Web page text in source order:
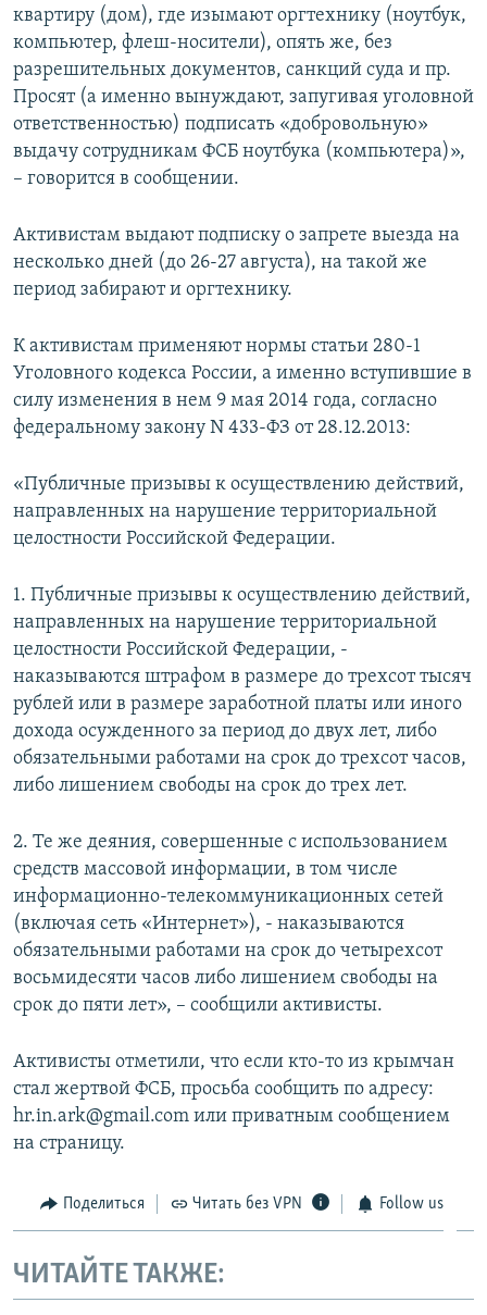
квартиру (дом), где изымают оргтехнику (ноутбук,
компьютер, флеш-носители), опять же, без
разрешительных документов, санкций суда и пр.
Просят (а именно вынуждают, запугивая уголовной
ответственностью) подписать «добровольную»
выдачу сотрудникам ФСБ ноутбука (компьютера)»,
– говорится в сообщении.
Активистам выдают подписку о запрете выезда на
несколько дней (до 26-27 августа), на такой же
период забирают и оргтехнику.
К активистам применяют нормы статьи 280-1
Уголовного кодекса России, а именно вступившие в
силу изменения в нем 9 мая 2014 года, согласно
федеральному закону N 433-ФЗ от 28.12.2013:
«Публичные призывы к осуществлению действий,
направленных на нарушение территориальной
целостности Российской Федерации.
1. Публичные призывы к осуществлению действий,
направленных на нарушение территориальной
целостности Российской Федерации, -
наказываются штрафом в размере до трехсот тысяч
рублей или в размере заработной платы или иного
дохода осужденного за период до двух лет, либо
обязательными работами на срок до трехсот часов,
либо лишением свободы на срок до трех лет.
2. Те же деяния, совершенные с использованием
средств массовой информации, в том числе
информационно-телекоммуникационных сетей
(включая сеть «Интернет»), - наказываются
обязательными работами на срок до четырехсот
восьмидесяти часов либо лишением свободы на
срок до пяти лет», – сообщили активисты.
Активисты отметили, что если кто-то из крымчан
стал жертвой ФСБ, просьба сообщить по адресу:
hr.in.ark@gmail.com или приватным сообщением
на страницу.
Поделиться Читать без VPN Follow us
ЧИТАЙТЕ ТАКЖЕ: